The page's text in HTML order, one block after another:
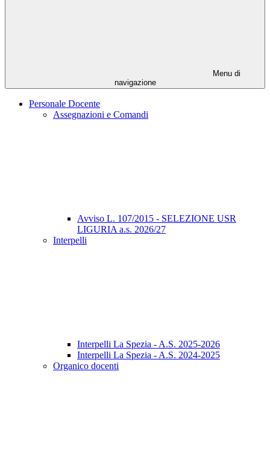
Menu di
navigazione
Personale Docente
Assegnazioni e Comandi
Avviso L. 107/2015 - SELEZIONE USR
LIGURIA a.s. 2026/27
Interpelli
Interpelli La Spezia - A.S. 2025-2026
Interpelli La Spezia - A.S. 2024-2025
Organico docenti